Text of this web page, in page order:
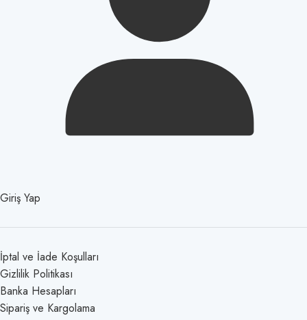
Giriş Yap
İptal ve İade Koşulları
Gizlilik Politikası
Banka Hesapları
Sipariş ve Kargolama